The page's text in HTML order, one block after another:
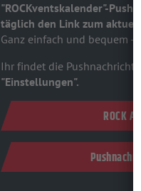
"ROCKventskalender"-
täglich den Link zum
Ganz einfach und bequem -
Ihr findet die
"Einstellungen".
ROCK